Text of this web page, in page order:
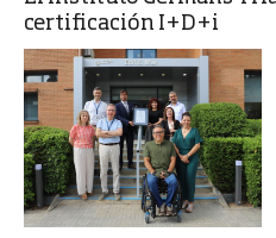
certificación I+D+i